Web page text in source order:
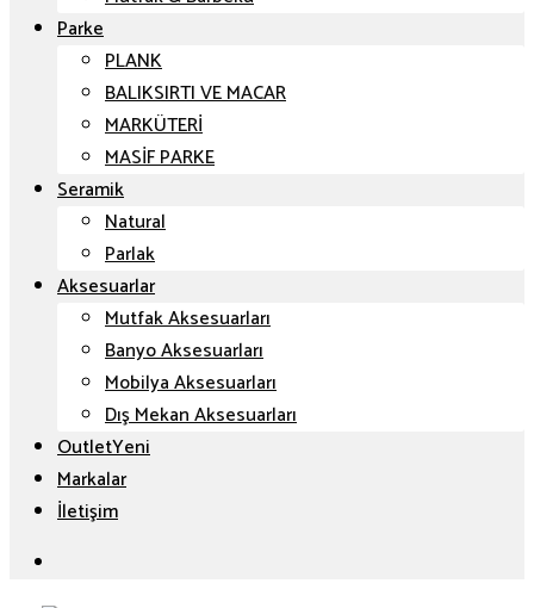
Parke
PLANK
BALIKSIRTI VE MACAR
MARKÜTERİ
MASİF PARKE
Seramik
Natural
Parlak
Aksesuarlar
Mutfak Aksesuarları
Banyo Aksesuarları
Mobilya Aksesuarları
Dış Mekan Aksesuarları
Outlet
Markalar
İletişim